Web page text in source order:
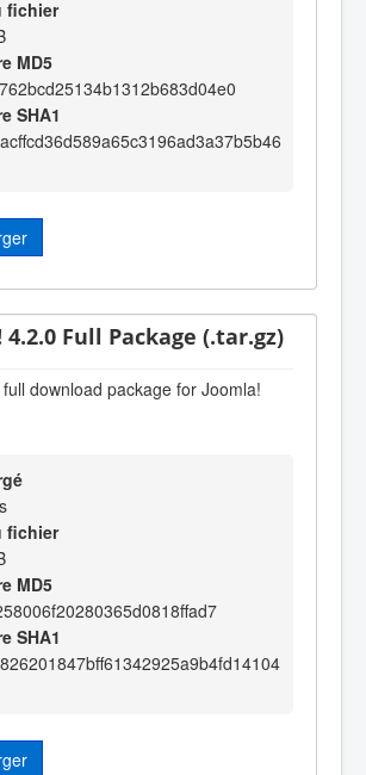
fichier
MD5
SHA1
4.2.0 Full Package (.tar.gz)
download package for Joomla!
fichier
MD5
SHA1